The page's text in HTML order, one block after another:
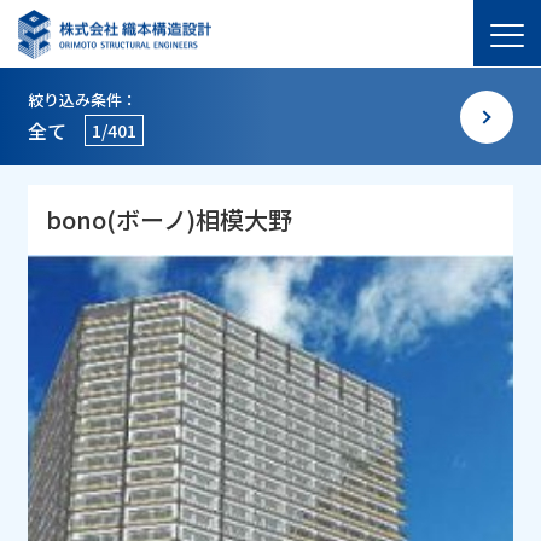
絞り込み条件：
全て 1/401
bono(ボーノ)相模大野